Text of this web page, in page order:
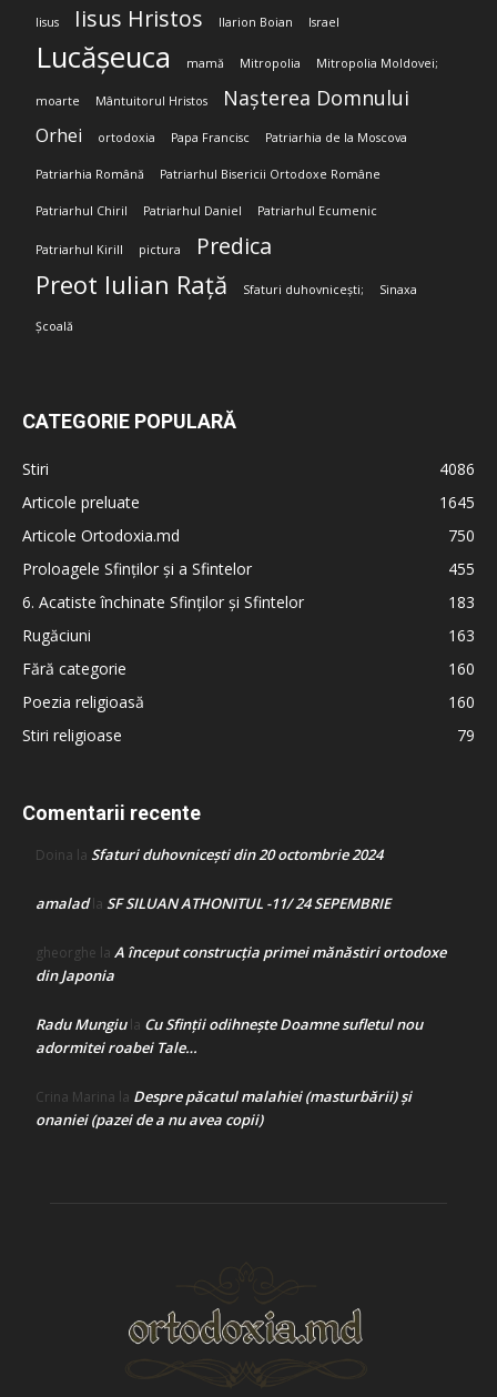
Iisus Iisus Hristos Ilarion Boian Israel
Lucășeuca mamă Mitropolia Mitropolia Moldovei;
moarte Mântuitorul Hristos Nașterea Domnului
Orhei ortodoxia Papa Francisc Patriarhia de la Moscova
Patriarhia Română Patriarhul Bisericii Ortodoxe Române
Patriarhul Chiril Patriarhul Daniel Patriarhul Ecumenic
Patriarhul Kirill pictura Predica
Preot Iulian Rață Sfaturi duhovnicești; Sinaxa
Școală
CATEGORIE POPULARĂ
Stiri
4086
Articole preluate
1645
Articole Ortodoxia.md
750
Proloagele Sfinților și a Sfintelor
455
6. Acatiste închinate Sfinților și Sfintelor
183
Rugăciuni
163
Fără categorie
160
Poezia religioasă
160
Stiri religioase
79
Comentarii recente
Doina la Sfaturi duhovnicești din 20 octombrie 2024
amaladla SF SILUAN ATHONITUL -11/ 24 SEPEMBRIE
gheorghe la A început construcţia primei mănăstiri ortodoxe
din Japonia
Radu Mungiula Cu Sfinții odihnește Doamne sufletul nou
adormitei roabei Tale…
Crina Marina la Despre păcatul malahiei (masturbării) şi
onaniei (pazei de a nu avea copii)